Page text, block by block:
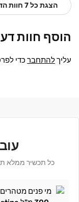
הצגת כל 7 חוות הדעת ▾
הוסף חוות
עליךלהתחבר כדי
כל תכשיר ממלא